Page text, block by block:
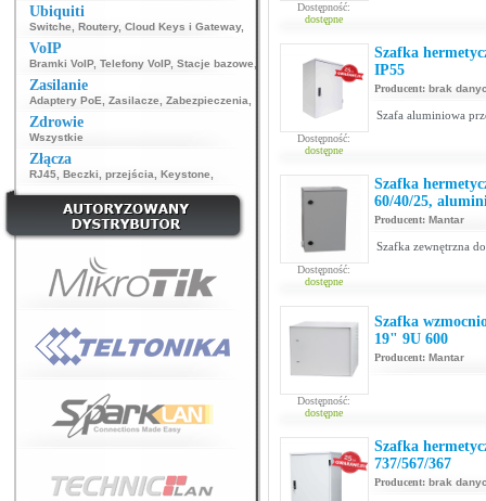
Ubiquiti
Switche Routery, Cloud Keys i Gateway,
VoIP
Bramki VoIP, Telefony VoIP, Stacje bazowe
Zasilanie
Adaptery PoE Zasilacze Zabezpieczenia
Zdrowie
Wszystkie
Złącza
RJ45 Beczki, przejścia Keystone
Dostępność:
dostępne
Dostępność:
dostępne
Szafka
IP55
Producent: brak
Szafa aluminiowa
Dostępność:
dostępne
Szafka
60/40/25,
Producent: Mantar
Szafka zewnętrzna
Dostępność:
dostępne
Szafka
19" 9U 600
Producent: Mantar
Szafka
737/567/367
Producent: brak